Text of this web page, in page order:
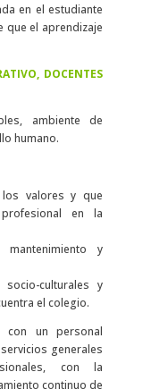
en el estudiante
que el aprendizaje
DOCENTES
ambiente de
humano.
los valores y que
en la
y
culturales y
el colegio.
con un personal
generales
con la
continuo de